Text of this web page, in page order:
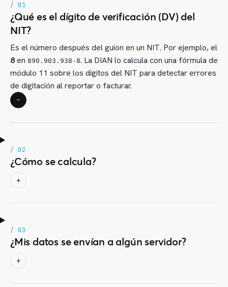
/ 01
¿Qué es el dígito de verificación (DV) del
NIT?
Es el número después del guion en un NIT. Por ejemplo, el
8en 890.903.938-8. La DIAN lo calcula con una fórmula de
módulo 11 sobre los dígitos del NIT para detectar errores
de digitación al reportar o facturar.
–
/ 02
¿Cómo se calcula?
+
/ 03
¿Mis datos se envían a algún servidor?
+